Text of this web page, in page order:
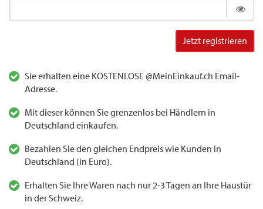
Jetzt registrieren
Sie erhalten eine KOSTENLOSE @MeinEinkauf.ch Email-
Adresse.
Mit dieser können Sie grenzenlos bei Händlern in
Deutschland einkaufen.
Bezahlen Sie den gleichen Endpreis wie Kunden in
Deutschland (in Euro).
Erhalten Sie Ihre Waren nach nur 2-3 Tagen an Ihre Haustür
in der Schweiz.